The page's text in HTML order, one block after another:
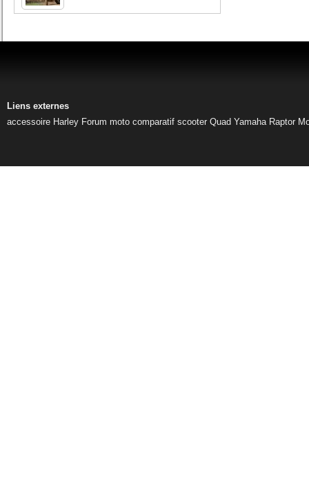
Liens externes
accessoire Harley Forum moto comparatif scooter Quad Yamaha Raptor